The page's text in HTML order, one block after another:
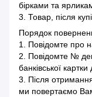
бірками та
3. Товар, після
Порядок
1. Повідомте про
2. Повідомте №
банківської
3. Після
ми повертаємо